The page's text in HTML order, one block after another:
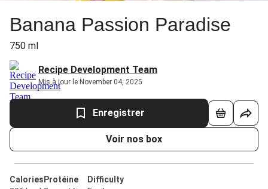
Banana Passion Paradise
750 ml
Recipe Development Team
Mis à jour le November 04, 2025
Enregistrer
Voir nos box
Calories Protéine
Difficulty